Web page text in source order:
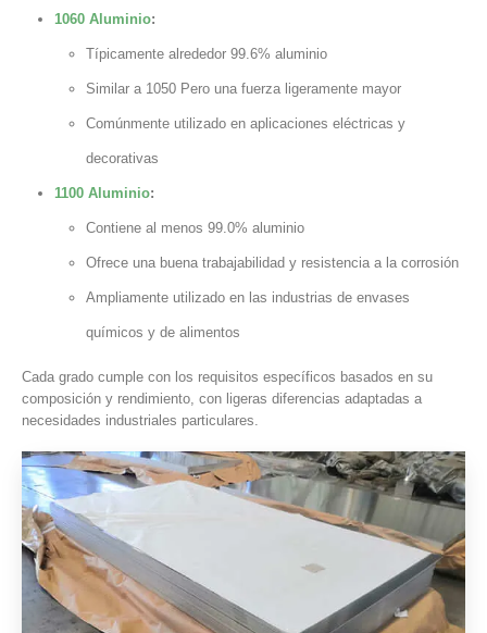
1060 Aluminio:
Típicamente alrededor 99.6% aluminio
Similar a 1050 Pero una fuerza ligeramente mayor
Comúnmente utilizado en aplicaciones eléctricas y
decorativas
1100 Aluminio:
Contiene al menos 99.0% aluminio
Ofrece una buena trabajabilidad y resistencia a la corrosión
Ampliamente utilizado en las industrias de envases
químicos y de alimentos
Cada grado cumple con los requisitos específicos basados ​​en su
composición y rendimiento, con ligeras diferencias adaptadas a
necesidades industriales particulares.